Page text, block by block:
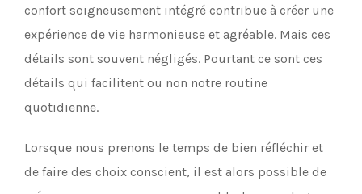
confort soigneusement intégré contribue à créer une
expérience de vie harmonieuse et agréable. Mais ces
détails sont souvent négligés. Pourtant ce sont ces
détails qui facilitent ou non notre routine
quotidienne.
Lorsque nous prenons le temps de bien réfléchir et
de faire des choix conscient, il est alors possible de